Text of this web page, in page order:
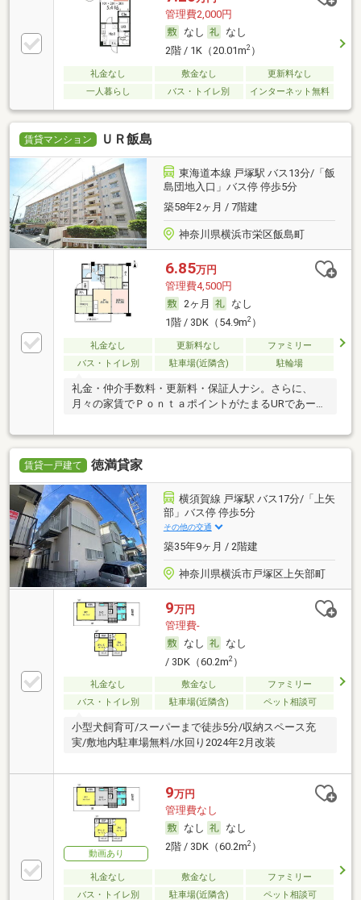
管理費2,000円
なし
なし
2階 / 1K（20.01m2）
礼金なし 敷金なし
更新料なし
一人暮らし
バス・トイレ別 インターネット無料
賃貸マンション ＵＲ飯島
東海道本線 戸塚駅 バス13分/「飯
島団地入口」バス停 停歩5分
築58年2ヶ月 / 7階建
神奈川県横浜市栄区飯島町
6.85万円
管理費4,500円
2ヶ月
なし
1階 / 3DK（54.9m2）
礼金なし 更新料なし
ファミリー
バス・トイレ別
駐車場(近隣含) 駐輪場
礼金・仲介手数料・更新料・保証人ナシ。さらに、
月々の家賃でＰｏｎｔａポイントがたまるURであー
賃貸一戸建て 徳満貸家
横須賀線 戸塚駅 バス17分/「上矢
部」バス停 停歩5分
その他の交通
築35年9ヶ月 / 2階建
神奈川県横浜市戸塚区上矢部町
9万円
管理費-
なし
なし
/ 3DK（60.2m2）
礼金なし 敷金なし
ファミリー
バス・トイレ別
駐車場(近隣含) ペット相談可
小型犬飼育可/スーパーまで徒歩5分/収納スペース充
実/敷地内駐車場無料/水回り2024年2月改装
動画あり
9万円
管理費なし
なし
なし
2階 / 3DK（60.2m2）
礼金なし 敷金なし
ファミリー
バス・トイレ別
駐車場(近隣含) ペット相談可